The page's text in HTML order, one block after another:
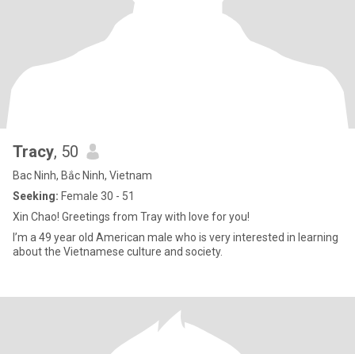
Tracy, 50
Bac Ninh, Bắc Ninh, Vietnam
Seeking: Female 30 - 51
Xin Chao! Greetings from Tray with love for you!
I’m a 49 year old American male who is very interested in learning
about the Vietnamese culture and society.